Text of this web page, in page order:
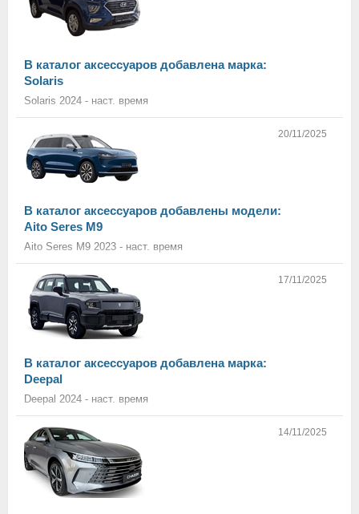
В каталог аксессуаров добавлена марка:
Solaris
Solaris 2024 - наст. время
20/11/2025
В каталог аксессуаров добавлены модели:
Aito Seres M9
Aito Seres M9 2023 - наст. время
17/11/2025
В каталог аксессуаров добавлена марка:
Deepal
Deepal 2024 - наст. время
14/11/2025